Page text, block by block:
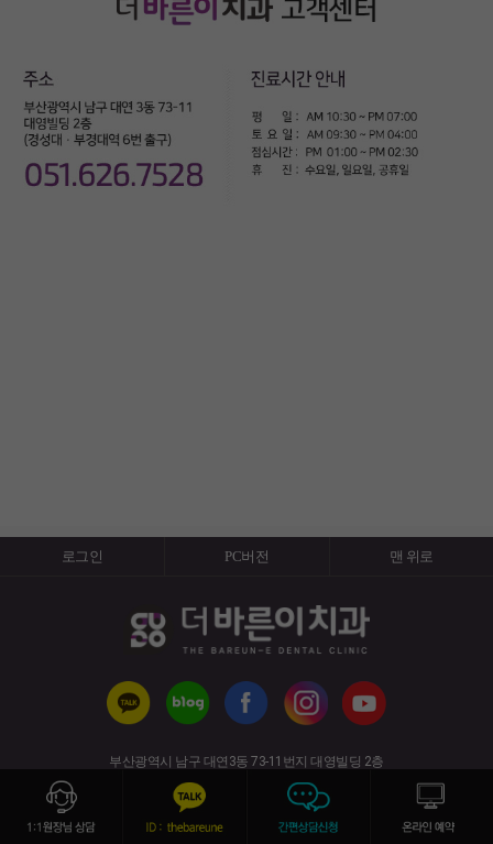
로그인 PC버전 맨 위로
부산광역시 남구 대연3동 73-11번지 대영빌딩 2층
(경성대·부경대역 6번 출구)
사업자번호 : 617-91-50820 전화번호 : 051-626-7528
copyright (c) 2019 All rights reserved.